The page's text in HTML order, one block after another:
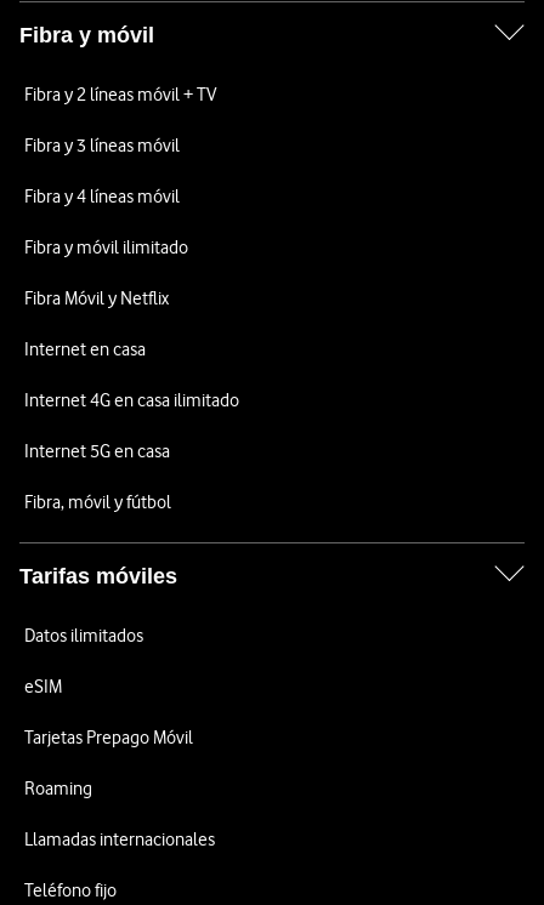
Fibra y móvil
Fibra y 2 líneas móvil + TV
Fibra y 3 líneas móvil
Fibra y 4 líneas móvil
Fibra y móvil ilimitado
Fibra Móvil y Netflix
Internet en casa
Internet 4G en casa ilimitado
Internet 5G en casa
Fibra, móvil y fútbol
Tarifas móviles
Datos ilimitados
eSIM
Tarjetas Prepago Móvil
Roaming
Llamadas internacionales
Teléfono fijo